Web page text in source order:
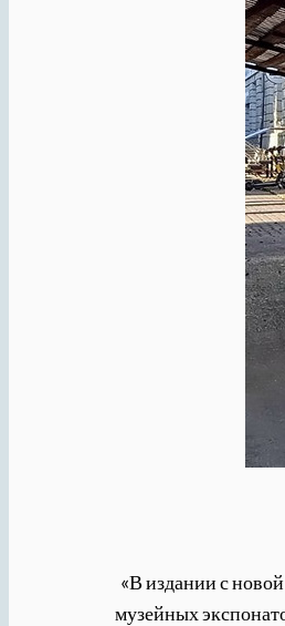
«В издании с
музейных